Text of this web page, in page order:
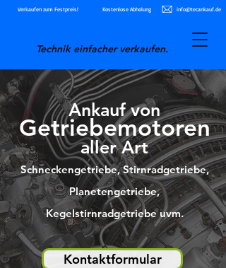
Technik einfacher verkaufen.
Verkaufen zum Festpreis! Kostenlose Abholung info@tecankauf.de
Ankauf von
Getriebemotoren
aller Art
Schneckengetriebe, Stirnradgetriebe,
Planetengetriebe,
Kegelstirnradgetriebe uvm.
Kontaktformular